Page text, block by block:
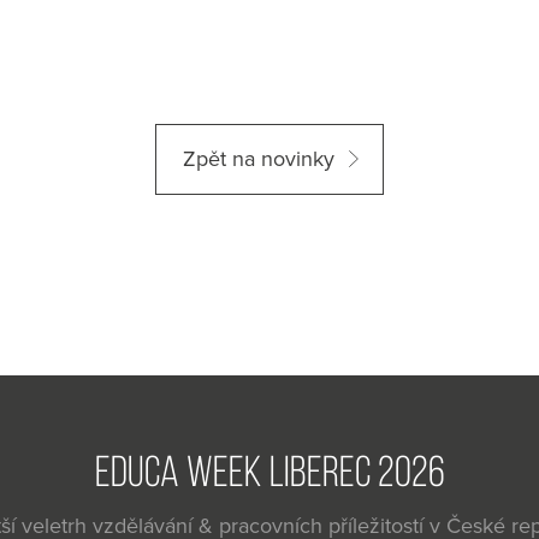
Zpět na novinky
EDUCA WEEK LIBEREC 2026
veletrh vzdělávání & pracovních příležitostí v České